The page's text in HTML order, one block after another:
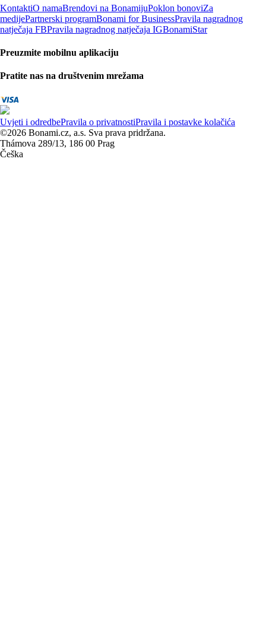
KontaktiO namaBrendovi na BonamijuPoklon bonoviZa
medijePartnerski programBonami for BusinessPravila nagradnog
natječaja FBPravila nagradnog natječaja IGBonamiStar
Preuzmite mobilnu aplikaciju
Pratite nas na društvenim mrežama
Uvjeti i odredbePravila o privatnostiPravila i postavke kolačića
©2026 Bonami.cz, a.s. Sva prava pridržana.
Thámova 289/13, 186 00 Prag
Češka